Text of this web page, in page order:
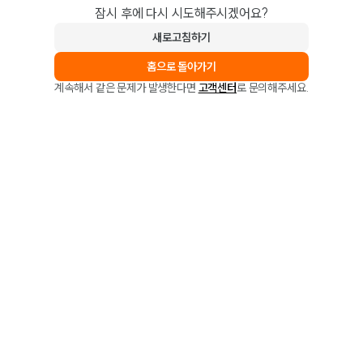
잠시 후에 다시 시도해주시겠어요?
새로고침하기
홈으로 돌아가기
계속해서 같은 문제가 발생한다면 고객센터로 문의해주세요.